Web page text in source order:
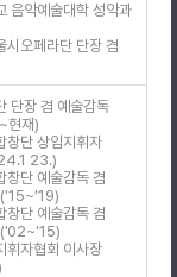
음악예술대학 성악과
시오페라단 단장 겸
단장 겸 예술감독
현재)
창단 상임지휘자
23.)
창단 예술감독 겸
창단 예술감독 겸
휘자협회 이사장